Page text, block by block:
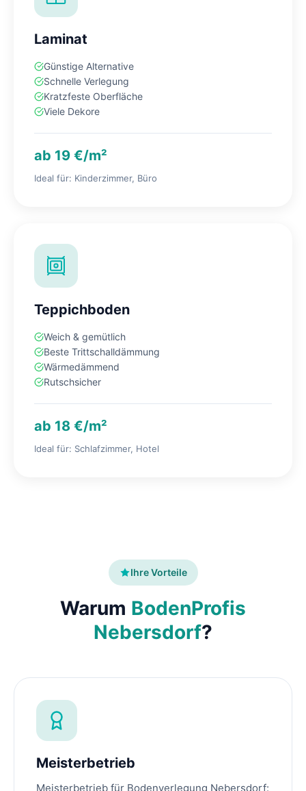
Laminat
Günstige Alternative
Schnelle Verlegung
Kratzfeste Oberfläche
Viele Dekore
ab 19 €/m²
Ideal für: Kinderzimmer, Büro
Teppichboden
Weich & gemütlich
Beste Trittschalldämmung
Wärmedämmend
Rutschsicher
ab 18 €/m²
Ideal für: Schlafzimmer, Hotel
Ihre Vorteile
Warum BodenProfis
Nebersdorf?
Meisterbetrieb
Meisterbetrieb für Bodenverlegung Nebersdorf: